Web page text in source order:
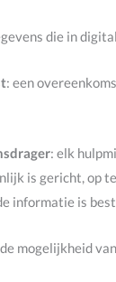
die in
: een
: elk
is gericht, op
informatie is
mogelijkheid